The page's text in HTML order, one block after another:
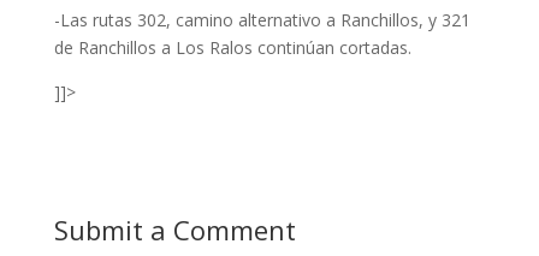
-Las rutas 302, camino alternativo a Ranchillos, y 321
de Ranchillos a Los Ralos continúan cortadas.
]]>
Submit a Comment